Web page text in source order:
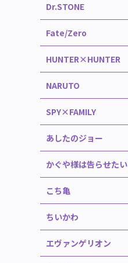
Dr.STONE
Fate/Zero
HUNTER×HUNTER
NARUTO
SPY×FAMILY
あしたのジョー
かぐや様は告らせたい
こち亀
ちいかわ
エヴァンゲリオン